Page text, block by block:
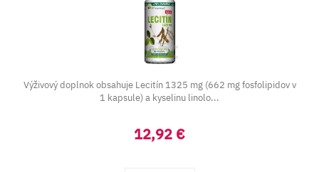
Výživový doplnok obsahuje Lecitín 1325 mg (662 mg fosfolipidov v
1 kapsule) a kyselinu linolo...
12,92 €